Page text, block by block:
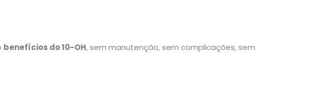
benefícios do 10-OH, sem manutenção, sem complicações, sem